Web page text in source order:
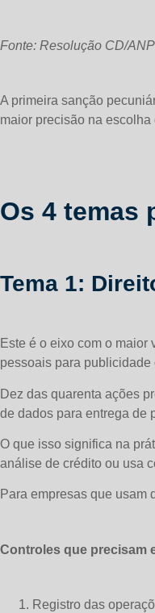
Fonte: Resolução CD/
A primeira sanção
maior precisão na
Os 4 temas
Tema 1:
Este é o eixo com o
pessoais para
Dez das quarenta ações
de dados para entrega de
O que isso significa na
análise de crédito ou usa
Para empresas que usam
Controles que precisam
Registro das